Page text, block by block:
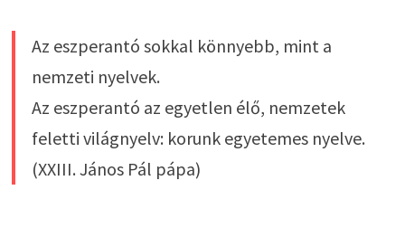
Az eszperantó sokkal könnyebb, mint a
nemzeti nyelvek.
Az eszperantó az egyetlen élő, nemzetek
feletti világnyelv: korunk egyetemes nyelve.
(XXIII. János Pál pápa)